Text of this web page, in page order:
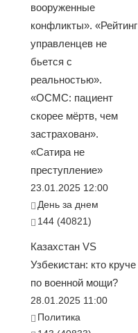
вооруженные
конфликты». «Рейтинг
управленцев не
бьется с
реальностью».
«ОСМС: пациент
скорее мёртв, чем
застрахован».
«Сатира не
преступление»
23.01.2025 12:00
День за днем
144 (40821)
Казахстан VS
Узбекистан: кто круче
по военной мощи?
28.01.2025 11:00
Политика